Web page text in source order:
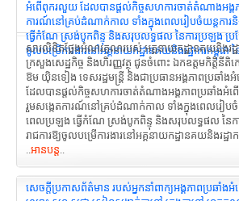
អំពើពុករលួយ ដែលបានផ្ដល់កិច្ចសហការចាត់តំណាងអង្
ការណ៍នៅគ្រប់ដំណាក់កាល ទាំងក្នុងពេលរៀបចំយន្ដការ
ធ្វើកំណែ ស្រង់បូកពិន្ទុ និងសរុបលទ្ធផល នៃការប្រឡង ប្រជែ
ចូលបម្រើការងារនៅអគ្គនាយកដ្ឋានគយនិងរដ្ឋាករកម្ពុជា
សារលិខិតថ្លែងអំណរគុណរបស់ អគ្គនាយកដ្ឋានគយនិងរដ្ឋា
ក្រសួងសេដ្ឋកិច្ច និងហិរញ្ញវត្ថុ ជូនចំពោះ ឯកឧត្តមកិត្តិ
ឱម យ៉ិនទៀង ទេសរដ្ឋមន្ត្រី និងជាប្រធានអង្គភាពប្រឆាំ
ដែលបានផ្ដល់កិច្ចសហការចាត់តំណាងអង្គភាពប្រឆាំង
រួមសង្កេតការណ៍នៅគ្រប់ដំណាក់កាល ទាំងក្នុងពេលរៀបចំ
ពេលប្រឡង ធ្វើកំណែ ស្រង់បូកពិន្ទុ និងសរុបលទ្ធផល នៃកា
រាជការឱ្យចូលបម្រើការងារនៅអគ្គនាយកដ្ឋានគយនិងរដ្ឋា
..អានបន្ត..
សេចក្តីប្រកាសព័ត៌មាន របស់អ្នកនាំពាក្យអង្គភាពប្រឆាំ